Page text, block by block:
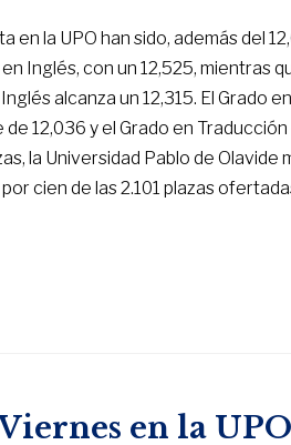
la UPO han sido, además del
Inglés, con un 12,525, mientras
alcanza un 12,315. El Grado
12,036 y el Grado en
la Universidad Pablo de Olavide
cien de las 2.101 plazas
en la